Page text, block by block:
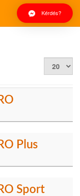
Kérdés?
Plus
Sport